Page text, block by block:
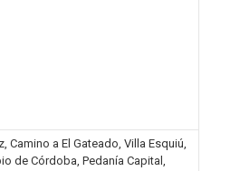
Camino a El Gateado, Villa Esquiú,
de Córdoba, Pedanía Capital,